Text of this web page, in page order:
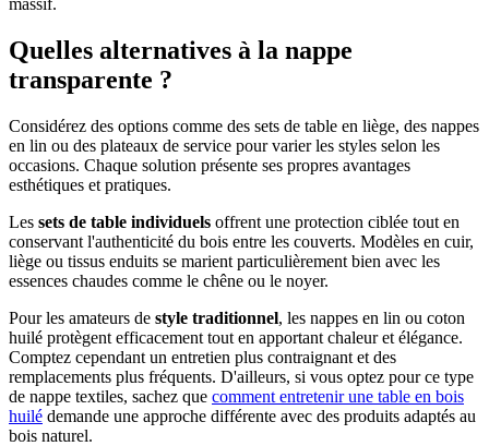
massif.
Quelles alternatives à la nappe
transparente ?
Considérez des options comme des sets de table en liège, des nappes
en lin ou des plateaux de service pour varier les styles selon les
occasions. Chaque solution présente ses propres avantages
esthétiques et pratiques.
Les sets de table individuels offrent une protection ciblée tout en
conservant l'authenticité du bois entre les couverts. Modèles en cuir,
liège ou tissus enduits se marient particulièrement bien avec les
essences chaudes comme le chêne ou le noyer.
Pour les amateurs de style traditionnel, les nappes en lin ou coton
huilé protègent efficacement tout en apportant chaleur et élégance.
Comptez cependant un entretien plus contraignant et des
remplacements plus fréquents. D'ailleurs, si vous optez pour ce type
de nappe textiles, sachez que comment entretenir une table en bois
huilé demande une approche différente avec des produits adaptés au
bois naturel.